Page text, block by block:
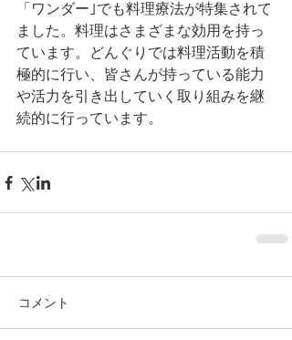
「ワンダー｣でも料理療法が特集されて
ました。料理はさまざまな効用を持っ
ています。どんぐりでは料理活動を積
極的に行い、皆さんが持っている能力
や活力を引き出していく取り組みを継
続的に行っています。
コメント